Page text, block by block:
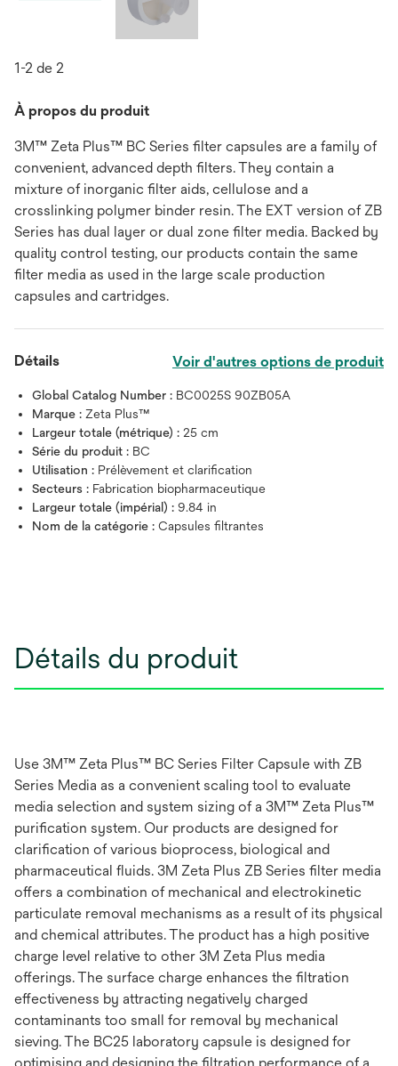
1-2 de 2
À propos du produit
3M™ Zeta Plus™ BC Series filter capsules are a family of
convenient, advanced depth filters. They contain a
mixture of inorganic filter aids, cellulose and a
crosslinking polymer binder resin. The EXT version of ZB
Series has dual layer or dual zone filter media. Backed by
quality control testing, our products contain the same
filter media as used in the large scale production
capsules and cartridges.
Détails Voir d'autres options de produit
Global Catalog Number : BC0025S 90ZB05A
Marque : Zeta Plus™
Largeur totale (métrique) : 25 cm
Série du produit : BC
Utilisation : Prélèvement et clarification
Secteurs : Fabrication biopharmaceutique
Largeur totale (impérial) : 9.84 in
Nom de la catégorie : Capsules filtrantes
Détails du produit
Use 3M™ Zeta Plus™ BC Series Filter Capsule with ZB
Series Media as a convenient scaling tool to evaluate
media selection and system sizing of a 3M™ Zeta Plus™
purification system. Our products are designed for
clarification of various bioprocess, biological and
pharmaceutical fluids. 3M Zeta Plus ZB Series filter media
offers a combination of mechanical and electrokinetic
particulate removal mechanisms as a result of its physical
and chemical attributes. The product has a high positive
charge level relative to other 3M Zeta Plus media
offerings. The surface charge enhances the filtration
effectiveness by attracting negatively charged
contaminants too small for removal by mechanical
sieving. The BC25 laboratory capsule is designed for